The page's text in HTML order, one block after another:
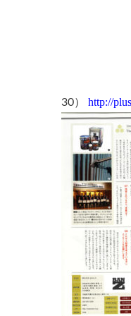
30） http://